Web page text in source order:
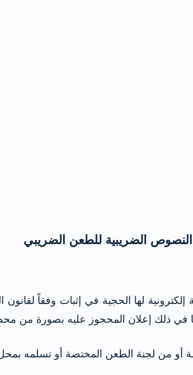
الضريبية للطعن الضريبي
بما في ذلك إعلان المحجوز عليه بصورة من
أو من لجنة الطعن المختصة أو تسلمه